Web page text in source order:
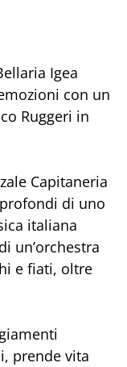
Igea
con un
Ruggeri in
Capitaneria
di uno
italiana
un’orchestra
e fiati, oltre
prende vita